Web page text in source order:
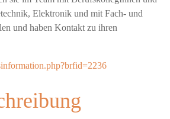
Elektronik und mit Fach- und
und haben Kontakt zu ihren